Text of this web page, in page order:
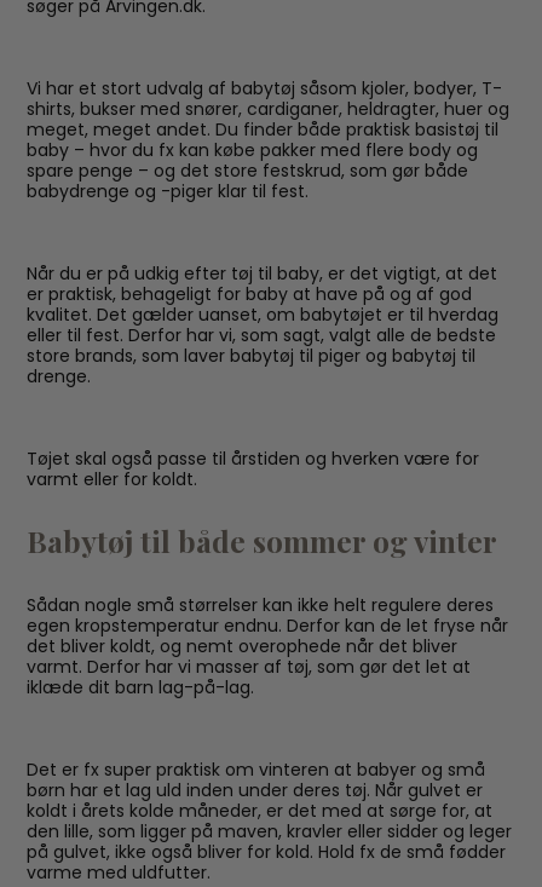
søger på Arvingen.dk.
Vi har et stort udvalg af babytøj såsom kjoler, bodyer, T-
shirts, bukser med snører, cardiganer, heldragter, huer og
meget, meget andet. Du finder både praktisk basistøj til
baby – hvor du fx kan købe pakker med flere body og
spare penge – og det store festskrud, som gør både
babydrenge og -piger klar til fest.
Når du er på udkig efter tøj til baby, er det vigtigt, at det
er praktisk, behageligt for baby at have på og af god
kvalitet. Det gælder uanset, om babytøjet er til hverdag
eller til fest. Derfor har vi, som sagt, valgt alle de bedste
store brands, som laver babytøj til piger og babytøj til
drenge.
Tøjet skal også passe til årstiden og hverken være for
varmt eller for koldt.
Babytøj til både sommer og vinter
Sådan nogle små størrelser kan ikke helt regulere deres
egen kropstemperatur endnu. Derfor kan de let fryse når
det bliver koldt, og nemt overophede når det bliver
varmt. Derfor har vi masser af tøj, som gør det let at
iklæde dit barn lag-på-lag.
Det er fx super praktisk om vinteren at babyer og små
børn har et lag uld inden under deres tøj. Når gulvet er
koldt i årets kolde måneder, er det med at sørge for, at
den lille, som ligger på maven, kravler eller sidder og leger
på gulvet, ikke også bliver for kold. Hold fx de små fødder
varme med uldfutter.